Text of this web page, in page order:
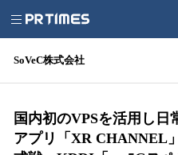
SoVeC株式会社
国内初のVPSを活用し
アプリ「XR CHANNEL